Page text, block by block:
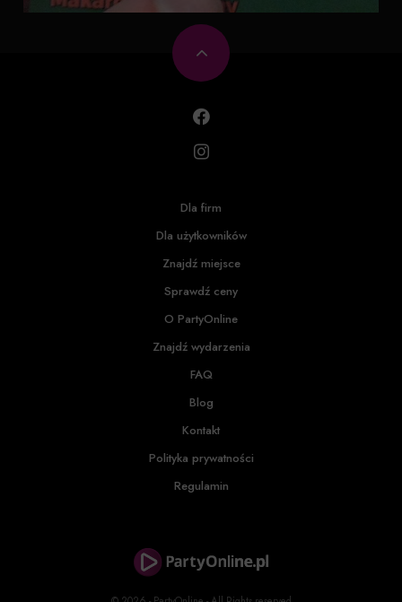
Dla firm
Dla użytkowników
Znajdź miejsce
Sprawdź ceny
O PartyOnline
Znajdź wydarzenia
FAQ
Blog
Kontakt
Polityka prywatności
Regulamin